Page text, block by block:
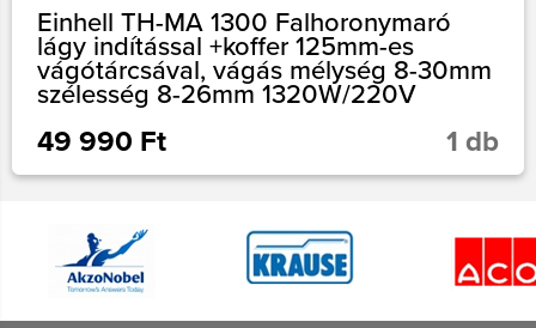
Einhell TH-MA 1300 Falhoronymaró
lágy indítással +koffer 125mm-es
vágótárcsával, vágás mélység 8-30mm
szélesség 8-26mm 1320W/220V
49 990 Ft 1 db